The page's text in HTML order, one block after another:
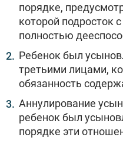
порядке,
которой подросток
полностью
Ребенок был
третьими лицами,
обязанность
Аннулирование
ребенок был
порядке эти